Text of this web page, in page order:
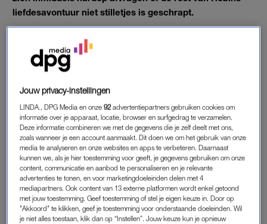
liefdesavontuur niet stilletjes is geschrapt.
ROBIN EN PEARL
Sinds Pearl haar intrede deed bij de
is de vonk flink overgeslagen. De twee wisselen kusjes uit,
voeren lange gesprekken en de dates zijn er in overvloed.
Pearl voelt zich duidelijk thuis op Robins terrein. Dat gunnen
de kijkers haar zeker, maar ze vragen zich ook één ding af:
waar blijven de andere kandidaten?
Op X regent het reacties. Veel kijkers vinden het opvallend dat
er al dagen geen nieuwe vrouw verschijnt bij Robin. Zeker
omdat eerderekandidaat Jolijnbinnen één dag het veld
Jouw privacy-instellingen
LINDA., DPG Media en onze92 advertentiepartners gebruiken cookies om
informatie over je apparaat, locatie, browser en surfgedrag te verzamelen.
Deze informatie combineren we met de gegevens die je zelf deelt met ons,
zoals wanneer je een account aanmaakt. Dit doen we om het gebruik van onze
media te analyseren en onze websites en apps te verbeteren. Daarnaast
kunnen we, als je hier toestemming voor geeft, je gegevens gebruiken om onze
content, communicatie en aanbod te personaliseren en je relevante
advertenties te tonen, en voor marketingdoeleinden delen met 4
mediapartners. Ook content van 13 externe platformen wordt enkel getoond
met jouw toestemming. Geef toestemming of stel je eigen keuze in. Door op
"Akkoord" te klikken, geef je toestemming voor onderstaande doeleinden. Wil
je niet alles toestaan, klik dan op “Instellen”. Jouw keuze kun je opnieuw